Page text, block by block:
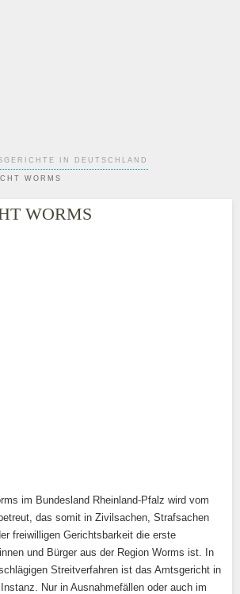
IN DEUTSCHLAND
WORMS
WORMS
im Bundesland Rheinland-Pfalz wird vom
betreut, das somit in Zivilsachen, Strafsachen
freiwilligen Gerichtsbarkeit die erste
und Bürger aus der Region Worms ist. In
Streitverfahren ist das Amtsgericht in
Nur in Ausnahmefällen oder auch im